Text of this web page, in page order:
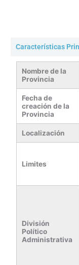
Características
Nombre de la
Provincia
Fecha de
creación de la
Provincia
Localización
Limites
División
Político
Administrativa